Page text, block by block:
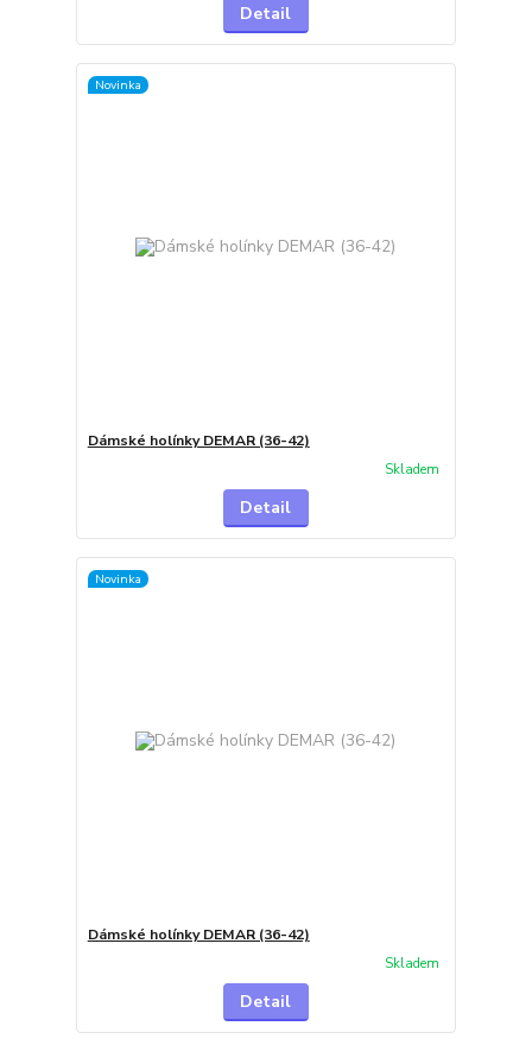
Detail
Novinka
Dámské holínky DEMAR (36-42)
Skladem
Detail
Novinka
Dámské holínky DEMAR (36-42)
Skladem
Detail